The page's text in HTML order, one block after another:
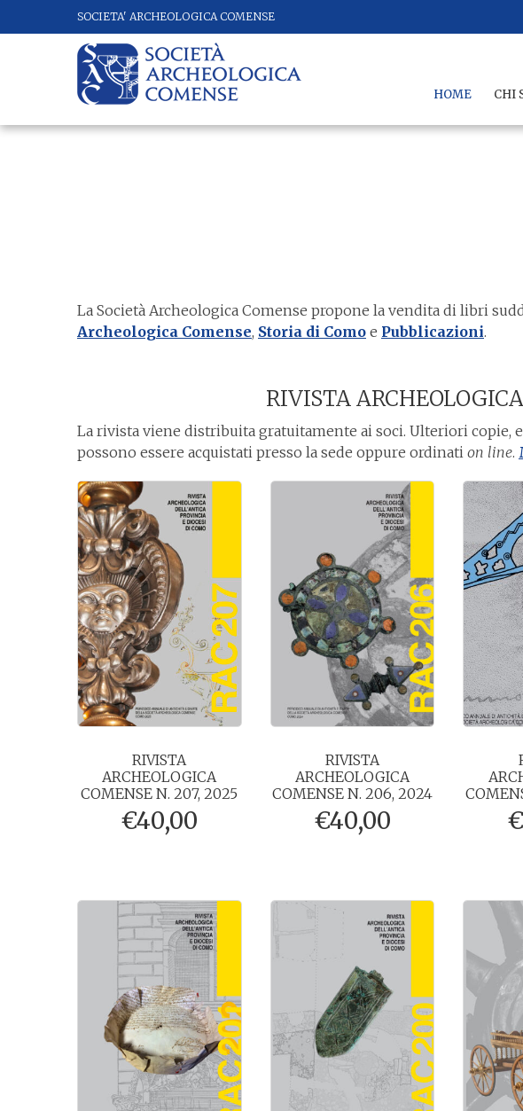
SOCIETA' ARCHEOLOGICA COMENSE
HOME CHI
La Società Archeologica Comense propone la vendita di libri
Archeologica Comense, Storia di Como e Pubblicazioni.
RIVISTA
La rivista viene distribuita gratuitamente ai soci. Ulteriori copie,
possono essere acquistati presso la sede oppure ordinati on line.
RIVISTA
ARCHEOLOGICA
COMENSE N. 207, 2025
€40,00
RIVISTA
ARCHEOLOGICA
COMENSE N. 206, 2024
€40,00 €